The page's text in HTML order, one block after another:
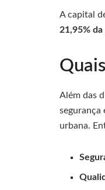
A capital
21,95%
Além das
segurança
urbana.